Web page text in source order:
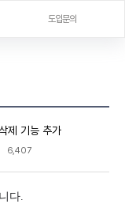
도입문의
제 기능 추가
6,407
다.